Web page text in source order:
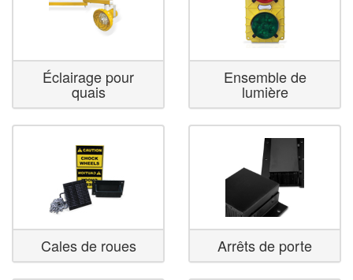
Éclairage pour
quais
Ensemble de
lumière
Cales de roues Arrêts de porte